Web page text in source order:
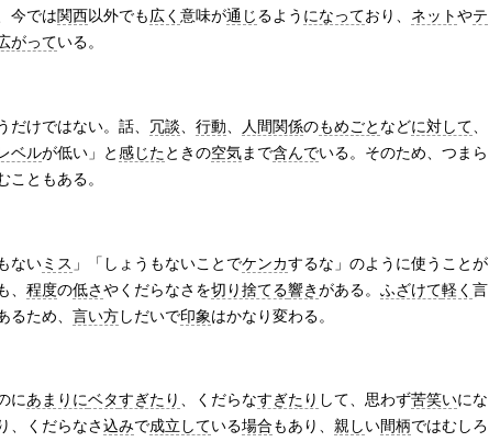
今では関西以外でも広く 意味が通じるよう になっており、 ネットやテ
がっている。
だけではない。話、 冗談 行動 人間関係のもめごと などに対して
ベルが低い」と感じたときの空気まで含んでいる。そのため、つまら
こともある。
ないミス 」「しょうもないことでケンカするな」のように使うことが
、 程度の低さやくだらなさを切り捨てる響きがある。 ふざけて軽く 言
るため、 言い方しだいで印象はかなり変わる。
にあまりにベタすぎたり 、くだらなすぎたり して、思わず苦笑いにな
、くだらなさ込みで成立している場合もあり、 親しい間柄ではむしろ